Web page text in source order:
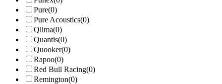
Pure(0)
Pure Acoustics(0)
Qlima(0)
Quantis(0)
Quooker(0)
Rapoo(0)
Red Bull Racing(0)
Remington(0)